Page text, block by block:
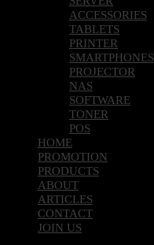
ACCESSORIES
TABLETS
PRINTER
SMARTPHONES
PROJECTOR
NAS
SOFTWARE
TONER
POS
HOME
PROMOTION
PRODUCTS
ABOUT
ARTICLES
CONTACT
JOIN US